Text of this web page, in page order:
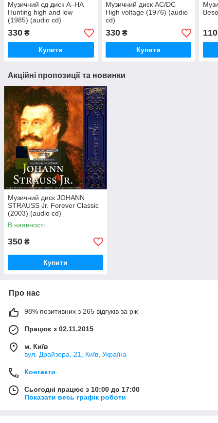
Музичний сд диск A–HA
Hunting high and low
(1985) (audio cd)
330 ₴
Купити
Музичний диск AC/DC
High voltage (1976) (audio
cd)
330₴
Купити
110
Акційні пропозиції та новинки
Музичний диск JOHANN
STRAUSS Jr. Forever Classic
(2003) (audio cd)
В наявності
350 ₴
Купити
Про нас
98% позитивних з 265 відгуків за рік
Працює з 02.11.2015
м. Київ
вул. Драйзера, 21, Київ, Україна
Контакти
Сьогодні працює з 10:00 до 17:00
Показати весь графік роботи